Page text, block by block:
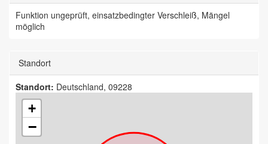
Funktion ungeprüft, einsatzbedingter Verschleiß, Mängel
möglich
Standort
Standort: Deutschland, 09228
+
−